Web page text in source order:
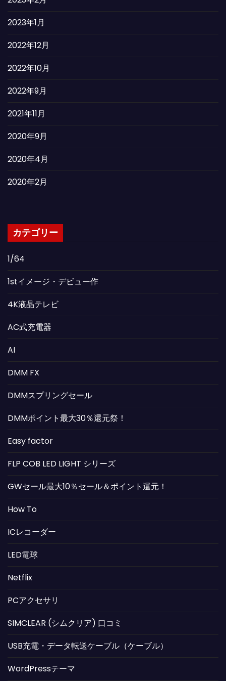
2023年1月
2022年12月
2022年10月
2022年9月
2021年11月
2020年9月
2020年4月
2020年2月
カテゴリー
1/64
1stイメージ・デビュー作
4K液晶テレビ
AC式充電器
AI
DMM FX
DMMスプリングセール
DMMポイント最大30％還元祭！
Easy factor
FLP COB LED LIGHT シリーズ
GWセール最大10％セール＆ポイント還元！
How To
ICレコーダー
LED電球
Netflix
PCアクセサリ
SIMCLEAR (シムクリア) 口コミ
USB充電・データ転送ケーブル（ケーブル）
WordPressテーマ